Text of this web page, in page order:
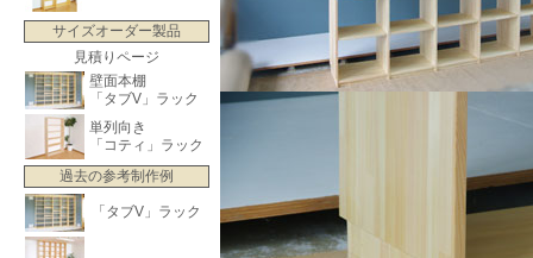
サイズオーダー製品
見積りページ
壁面本棚
「タブV」ラック
単列向き
「コティ」ラック
過去の参考制作例
「タブV」ラック